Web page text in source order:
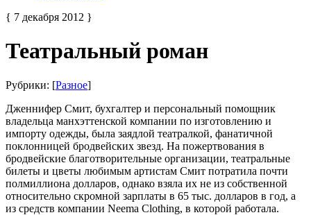
{ 7 декабря 2012 }
Театральный роман
Рубрики: [Разное]
Дженнифер Смит, бухгалтер и персональный помощник
владельца манхэттенской компании по изготовлению и
импорту одежды, была заядлой театралкой, фанатичной
поклонницей бродвейских звезд. На пожертвования в
бродвейские благотворительные организации, театральные
билеты и цветы любимым артистам Смит потратила почти
полмиллиона долларов, однако взяла их не из собственной
относительно скромной зарплаты в 65 тыс. долларов в год, а
из средств компании Neema Clothing, в которой работала.